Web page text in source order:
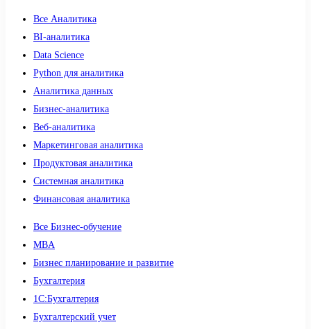
Все Аналитика
BI-аналитика
Data Science
Python для аналитика
Аналитика данных
Бизнес-аналитика
Веб-аналитика
Маркетинговая аналитика
Продуктовая аналитика
Системная аналитика
Финансовая аналитика
Все Бизнес-обучение
MBA
Бизнес планирование и развитие
Бухгалтерия
1C:Бухгалтерия
Бухгалтерский учет